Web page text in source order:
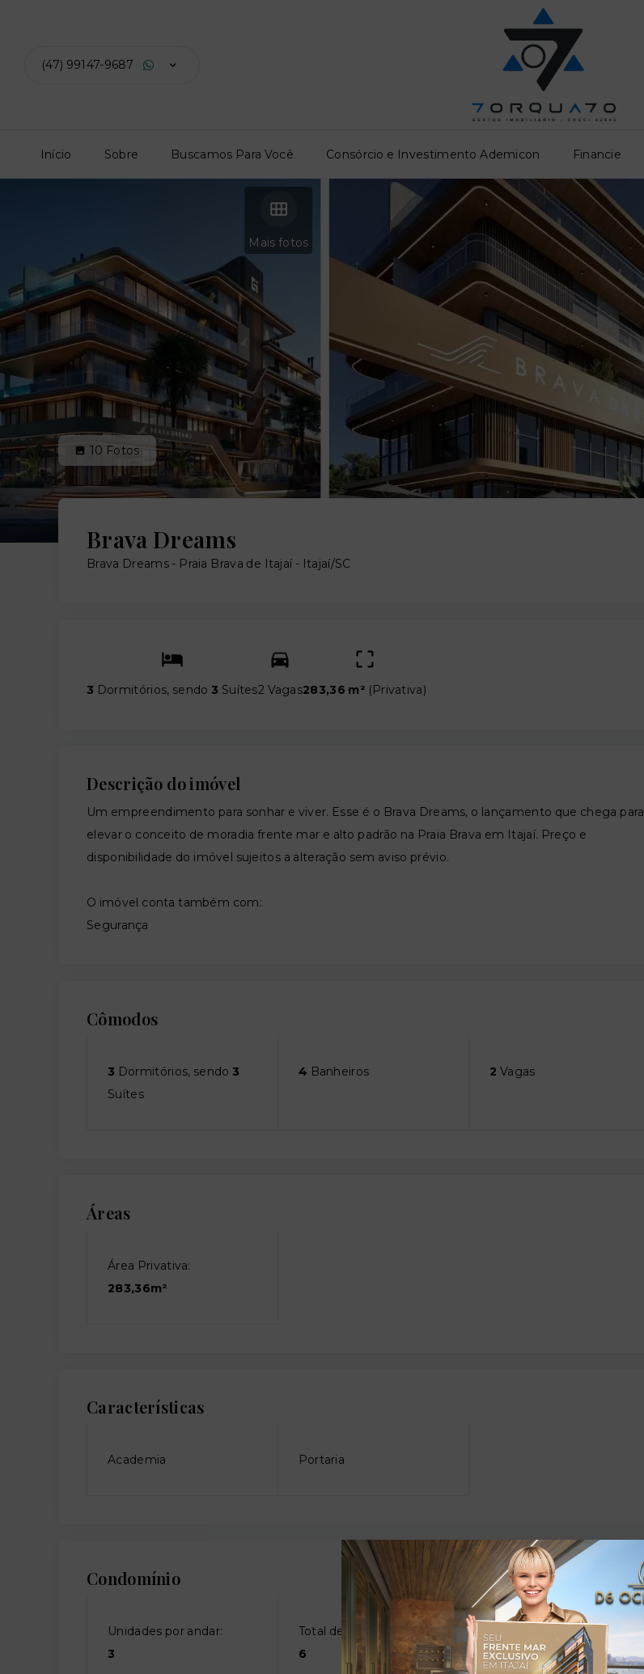
(47) 99147-9687
Início Sobre Buscamos Para Você Consórcio e Investimento Ademicon Financie
Mais fotos
10 Fotos
Brava Dreams
Brava Dreams - Praia Brava de Itajaí - Itajaí/SC
3 Dormitórios, sendo 3 Suítes2 Vagas283,36 m² (Privativa)
Descrição do imóvel
Um empreendimento para sonhar e viver. Esse é o Brava Dreams, o lançamento que chega para
elevar o conceito de moradia frente mar e alto padrão na Praia Brava em Itajaí. Preço e
disponibilidade do imóvel sujeitos a alteração sem aviso prévio.
O imóvel conta também com:
Segurança
Cômodos
3 Dormitórios, sendo 3
Suítes
4 Banheiros 2 Vagas
Áreas
Área Privativa:
283,36m²
Características
Academia Portaria
Condomínio
Unidades por andar:
3
Total de andares:
6